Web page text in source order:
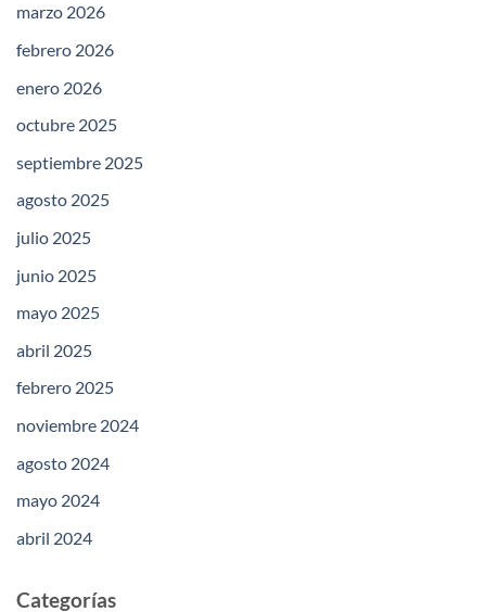
marzo 2026
febrero 2026
enero 2026
octubre 2025
septiembre 2025
agosto 2025
julio 2025
junio 2025
mayo 2025
abril 2025
febrero 2025
noviembre 2024
agosto 2024
mayo 2024
abril 2024
Categorías